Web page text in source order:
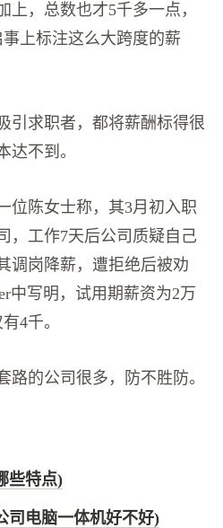
上，总数也才5千多一点，
上标注这么大跨度的薪
引求职者，都将薪酬标得很
达不到。
位陈女士称，其3月初入职
，工作7天后公司质疑自己
调岗降薪，遭拒绝后被劝
中写明，试用期薪资为2万
4千。
路的公司很多，防不胜防。
些特点)
司电脑一体机好不好)